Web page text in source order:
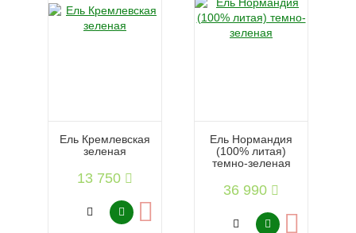
Ель Кремлевская
зеленая
13 750
Ель Нормандия
(100% литая)
темно-зеленая
36 990